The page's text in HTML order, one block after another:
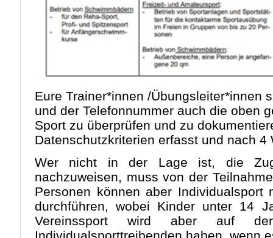
Eure Trainer*innen /Übungsleiter*innen
und der Telefonnummer auch die oben
Sport zu überprüfen und zu
Datenschutzkriterien erfasst und nach 4
Wer nicht in der Lage ist, die
nachzuweisen, muss von der
Personen können aber
durchführen, wobei Kinder unter 14
Vereinssport wird aber auf